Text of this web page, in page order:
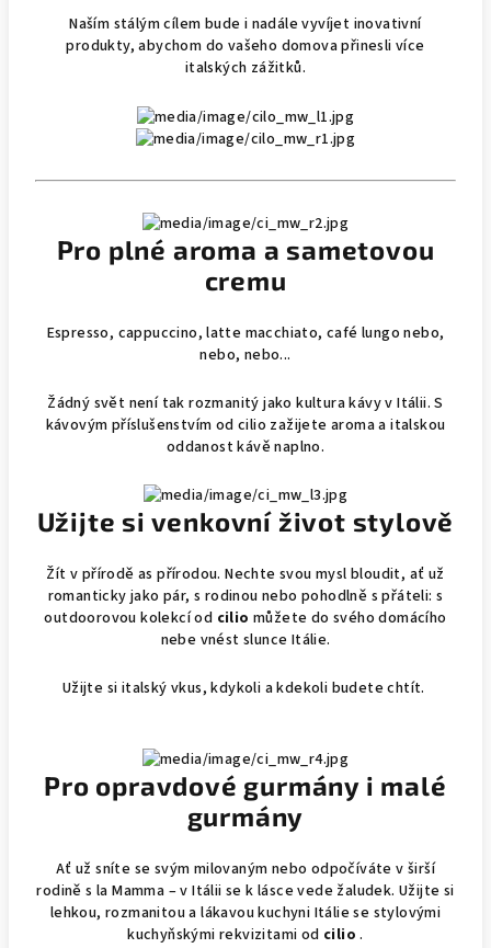
Naším stálým cílem bude i nadále vyvíjet inovativní
produkty, abychom do vašeho domova přinesli více
italských zážitků.
Pro plné aroma a sametovou
cremu
Espresso, cappuccino, latte macchiato, café lungo nebo,
nebo, nebo...
Žádný svět není tak rozmanitý jako kultura kávy v Itálii. S
kávovým příslušenstvím od cilio zažijete aroma a italskou
oddanost kávě naplno.
Užijte si venkovní život stylově
Žít v přírodě as přírodou. Nechte svou mysl bloudit, ať už
romanticky jako pár, s rodinou nebo pohodlně s přáteli: s
outdoorovou kolekcí od cilio můžete do svého domácího
nebe vnést slunce Itálie.
Užijte si italský vkus, kdykoli a kdekoli budete chtít.
Pro opravdové gurmány i malé
gurmány
Ať už sníte se svým milovaným nebo odpočíváte v širší
rodině s la Mamma – v Itálii se k lásce vede žaludek. Užijte si
lehkou, rozmanitou a lákavou kuchyni Itálie se stylovými
kuchyňskými rekvizitami od cilio .